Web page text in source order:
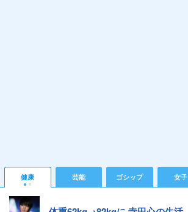
健康 芸能 ゴシップ 女子